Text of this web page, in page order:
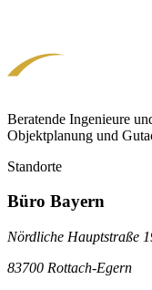
Beratende Ingenieure
Objektplanung und
Standorte
Büro Bayern
Nördliche Hauptstraße
83700 Rottach-Egern